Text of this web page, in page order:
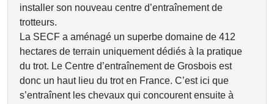
installer son nouveau centre d’entraînement de
trotteurs.
La SECF a aménagé un superbe domaine de 412
hectares de terrain uniquement dédiés à la pratique
du trot. Le Centre d’entraînement de Grosbois est
donc un haut lieu du trot en France. C’est ici que
s’entraînent les chevaux qui concourent ensuite à